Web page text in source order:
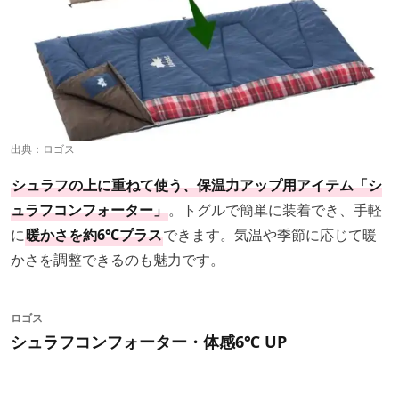
出典： ロゴス
シュラフの上に重ねて使う、保温力アップ用アイテム「シ
ュラフコンフォーター」。トグルで簡単に装着でき、手軽
に暖かさを約6℃プラスできます。気温や季節に応じて暖
かさを調整できるのも魅力です。
ロゴス
シュラフコンフォーター・体感6℃ UP